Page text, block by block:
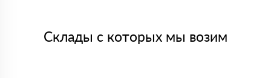
Склады с которых мы возим